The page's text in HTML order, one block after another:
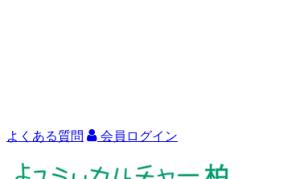
よくある質問 会員ログイン